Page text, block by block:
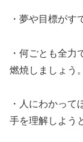
・夢や目標がす
・何ごとも全力
燃焼しましょう。
・人にわかって
手を理解しよう